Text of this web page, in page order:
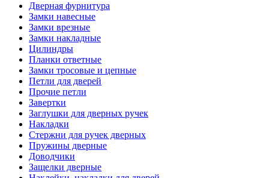
Дверная фурнитура
Замки навесные
Замки врезные
Замки накладные
Цилиндры
Планки ответные
Замки тросовые и цепные
Петли для дверей
Прочие петли
Завертки
Заглушки для дверных ручек
Накладки
Стержни для ручек дверных
Пружины дверные
Доводчики
Защелки дверные